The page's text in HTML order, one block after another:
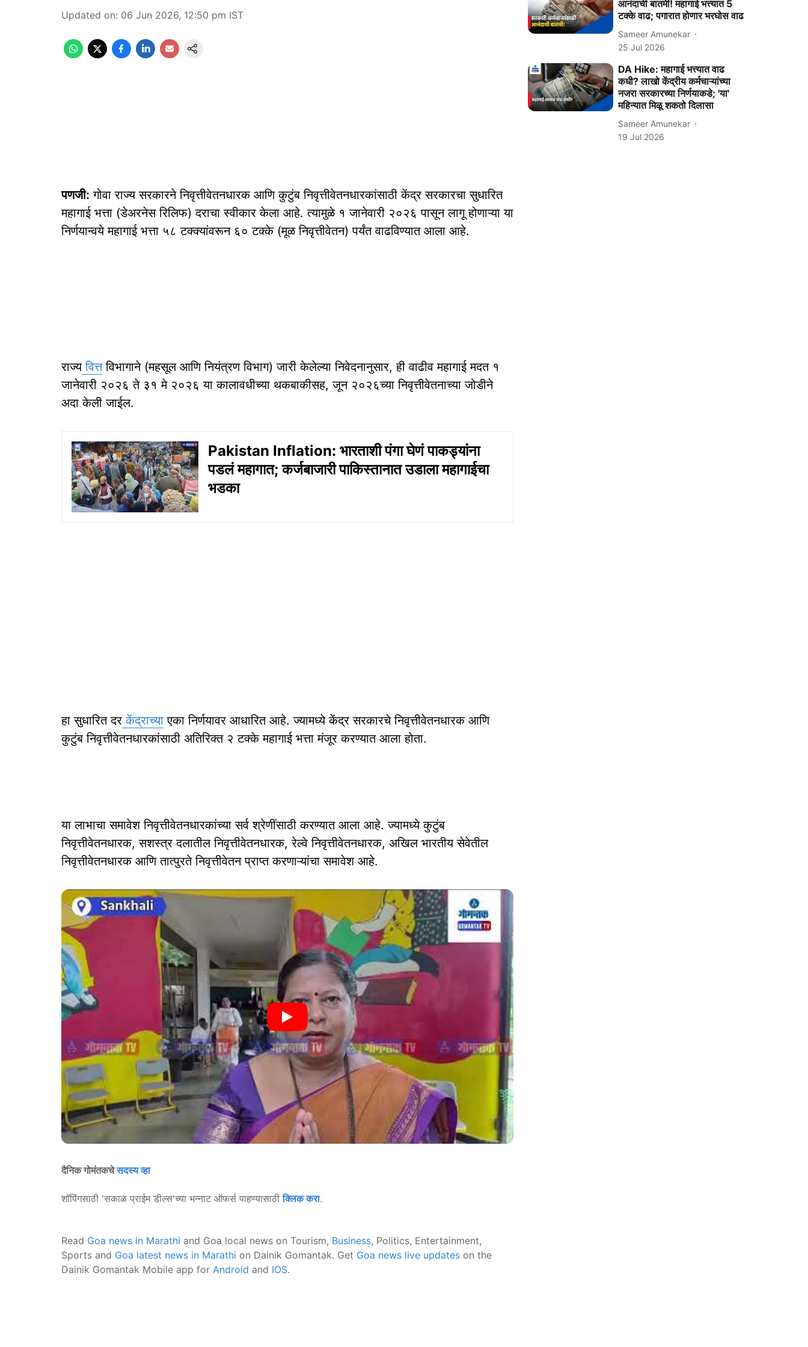
Updated on: 06 Jun 2026, 12:50 pm IST
पणजी: गोवा राज्य सरकारने निवृत्तीवेतनधारक आणि कुटुंब निवृत्तीवेतनधारकांसाठी केंद्र सरकारचा सुधारित
महागाई भत्ता (डेअरनेस रिलिफ) दराचा स्वीकार केला आहे. त्यामुळे १ जानेवारी २०२६ पासून लागू होणाऱ्या या
निर्णयान्वये महागाई भत्ता ५८ टक्क्यांवरून ६० टक्के (मूळ निवृत्तीवेतन) पर्यंत वाढविण्यात आला आहे.
राज्यवित्तविभागाने (महसूल आणि नियंत्रण विभाग) जारी केलेल्या निवेदनानुसार, ही वाढीव महागाई मदत १
जानेवारी २०२६ ते ३१ मे २०२६ या कालावधीच्या थकबाकीसह, जून २०२६च्या निवृत्तीवेतनाच्या जोडीने
अदा केली जाईल.
Pakistan Inflation: भारताशी पंगा घेणं पाकड्यांना
पडलं महागात; कर्जबाजारी पाकिस्तानात उडाला महागाईचा
भडका
हा सुधारित दर केंद्राच्या एका निर्णयावर आधारित आहे. ज्यामध्ये केंद्र सरकारचे निवृत्तीवेतनधारक आणि
कुटुंब निवृत्तीवेतनधारकांसाठी अतिरिक्त २ टक्के महागाई भत्ता मंजूर करण्यात आला होता.
या लाभाचा समावेश निवृत्तीवेतनधारकांच्या सर्व श्रेणींसाठी करण्यात आला आहे. ज्यामध्ये कुटुंब
निवृत्तीवेतनधारक, सशस्त्र दलातील निवृत्तीवेतनधारक, रेल्वे निवृत्तीवेतनधारक, अखिल भारतीय सेवेतील
निवृत्तीवेतनधारक आणि तात्पुरते निवृत्तीवेतन प्राप्त करणाऱ्यांचा समावेश आहे.
दैनिक गोमंतकचेसदस्य व्हा
शॉपिंगसाठी 'सकाळ प्राईम डील्स'च्या भन्नाट ऑफर्स पाहण्यासाठीक्लिक करा.
Read Goa news in Marathi and Goa local news on Tourism, Business, Politics, Entertainment,
Sports and Goa latest news in Marathi on Dainik Gomantak. Get Goa news live updates on the
Dainik Gomantak Mobile app for Android and IOS.
आनंदाची बातमी! महागाई भत्त्यात 5
टक्के वाढ; पगारात होणार भरघोस वाढ
Sameer Amunekar
25 Jul 2026
DA Hike: महागाई भत्त्यात वाढ
कधी? लाखो केंद्रीय कर्मचाऱ्यांच्या
नजरा सरकारच्या निर्णयाकडे; 'या'
महिन्यात मिळू शकतो दिलासा
Sameer Amunekar
19 Jul 2026